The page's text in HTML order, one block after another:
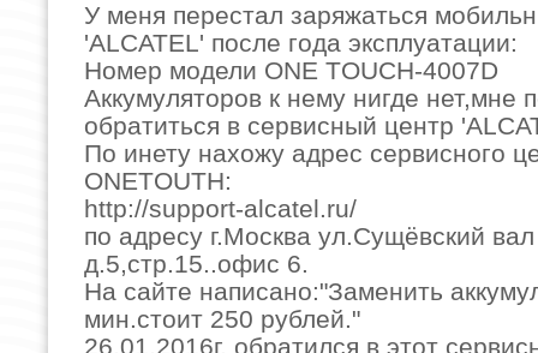
У меня перестал заряжаться
'ALCATEL' после года эксплуатации:
Номер модели ONE TOUCH-4007D
Аккумуляторов к нему нигде нет,мне
обратиться в сервисный центр
По инету нахожу адрес сервисного
ONETOUTH:
http://support-alcatel.ru/
по адресу г.Москва ул.Сущёвский вал
д.5,стр.15..офис 6.
На сайте написано:"Заменить
мин.стоит 250 рублей."
26.01.2016г. обратился в этот